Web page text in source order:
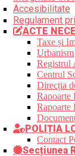
Accesibilitate
Regulament
ACTE
Taxe și
Urbanism
Registrul
Centrul
Direcția
Rapoarte
Rapoarte
POLIȚIA
Contact
Secțiunea